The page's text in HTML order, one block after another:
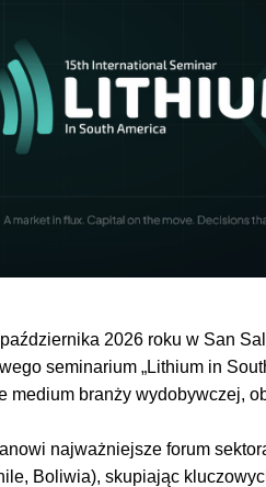
2026 roku w San
seminarium „Lithium in
medium branży wydobywczej,
najważniejsze forum
Boliwia), skupiając